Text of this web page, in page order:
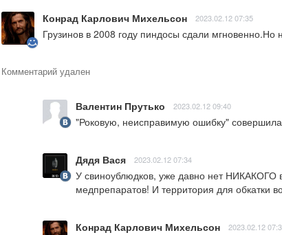
Конрад Карлович Михельсон 2023.02.12 07:35
Грузинов в 2008 году пиндосы сдали мгновенно.Но
Комментарий удален
Валентин Прутько 2023.02.12 09:40
"Роковую, неисправимую ошибку" совершила
Дядя Вася 2023.02.12 07:34
У свиноублюдков, уже давно нет НИКАКОГО
медпрепаратов! И территория для обкатки
Конрад Карлович Михельсон 2023.02.12